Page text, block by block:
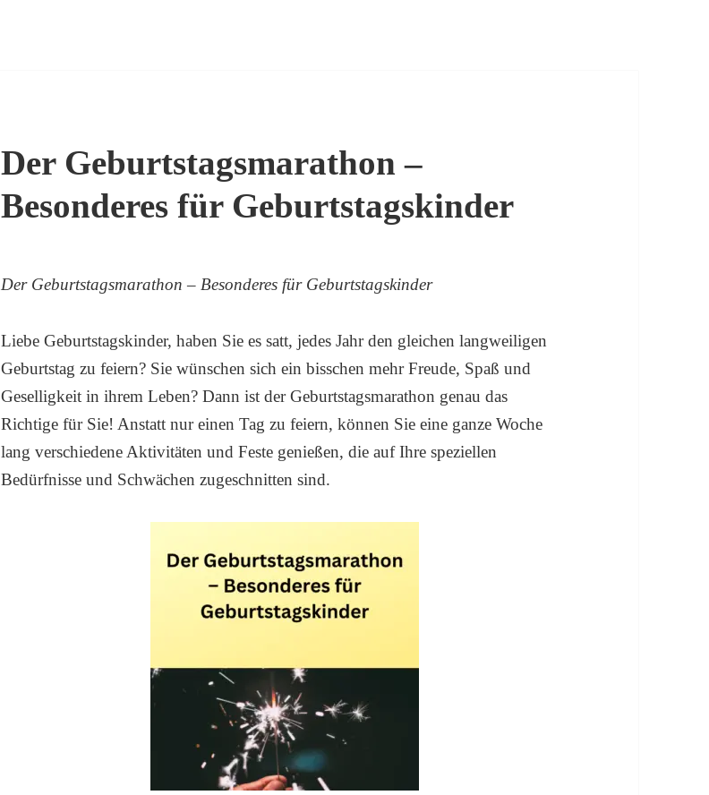
Der Geburtstagsmarathon –
Besonderes für Geburtstagskinder
Der Geburtstagsmarathon – Besonderes für Geburtstagskinder
Liebe Geburtstagskinder, haben Sie es satt, jedes Jahr den gleichen langweiligen
Geburtstag zu feiern? Sie wünschen sich ein bisschen mehr Freude, Spaß und
Geselligkeit in ihrem Leben? Dann ist der Geburtstagsmarathon genau das
Richtige für Sie! Anstatt nur einen Tag zu feiern, können Sie eine ganze Woche
lang verschiedene Aktivitäten und Feste genießen, die auf Ihre speziellen
Bedürfnisse und Schwächen zugeschnitten sind.